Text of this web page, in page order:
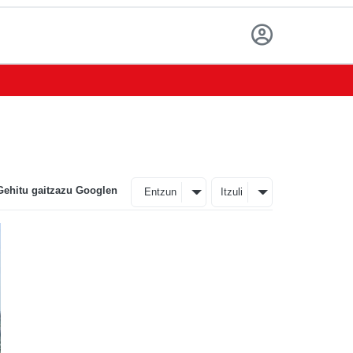
gaitzazu Googlen Entzun Itzuli